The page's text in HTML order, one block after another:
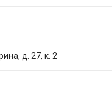
д. 27, к. 2